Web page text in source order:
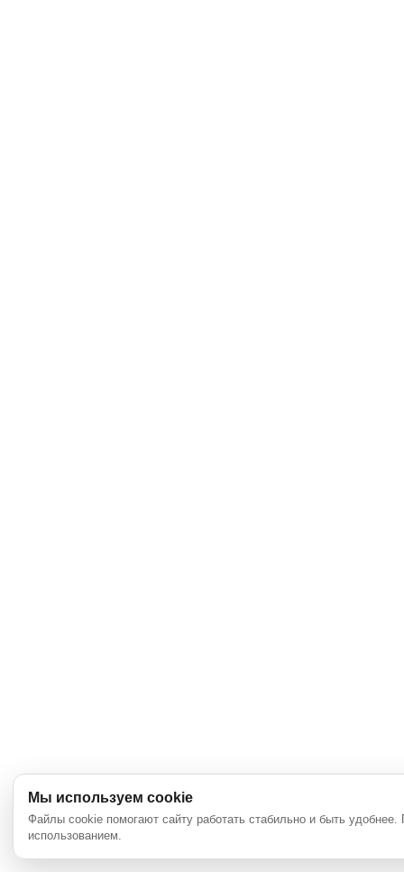
Мы используем cookie
Файлы cookie помогают сайту работать стабильно и быть
использованием.